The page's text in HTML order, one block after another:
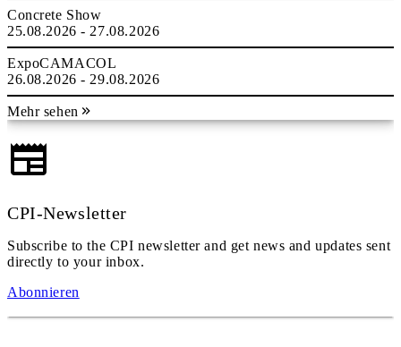
Concrete Show
25.08.2026 - 27.08.2026
ExpoCAMACOL
26.08.2026 - 29.08.2026
Mehr sehen
CPI-Newsletter
Subscribe to the CPI newsletter and get news and updates sent
directly to your inbox.
Abonnieren